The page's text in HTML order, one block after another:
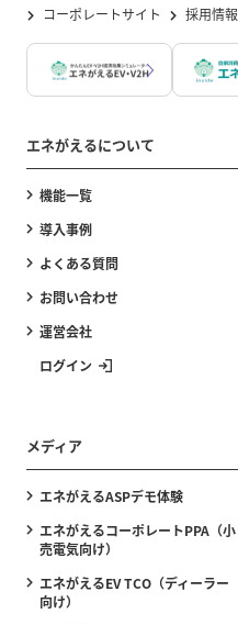
コーポレートサイト 採用情報
エネがえるについて
機能一覧
導入事例
よくある質問
お問い合わせ
運営会社
ログイン
メディア
エネがえるASPデモ体験
エネがえるコーポレートPPA（小
売電気向け）
エネがえるEV TCO（ディーラー
向け）